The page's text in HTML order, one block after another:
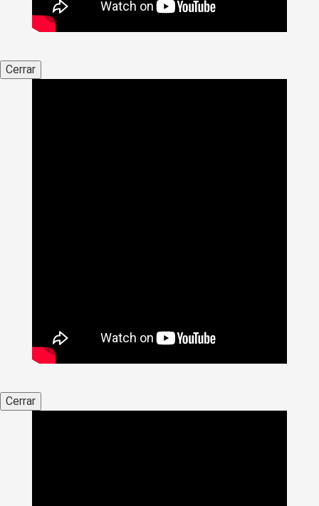
Cerrar
Cerrar